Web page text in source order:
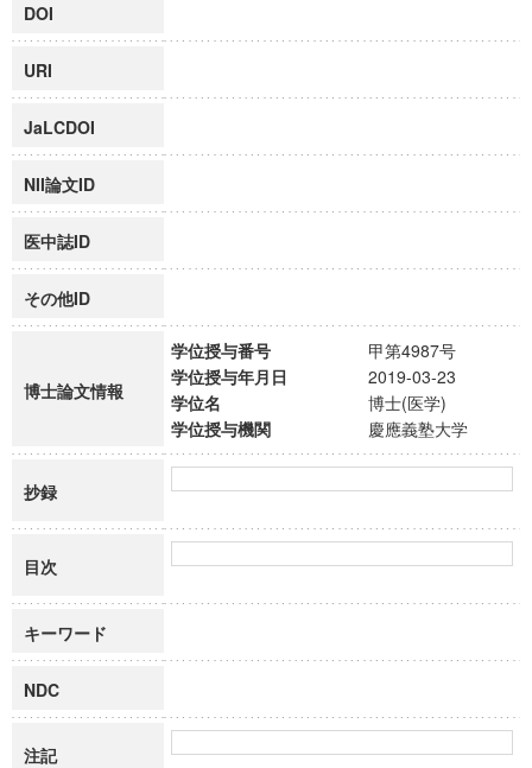
DOI
URI
JaLCDOI
NII論文ID
医中誌ID
その他ID
博士論文情報
学位授与番号
甲第4987号
学位授与年月日
2019-03-23
学位名
博士(医学)
学位授与機関
慶應義塾大学
抄録
目次
キーワード
NDC
注記